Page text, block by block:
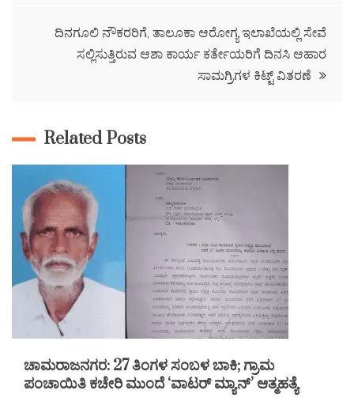
ದಿನಗೂಲಿ ನೌಕರರಿಗೆ, ತಾಲೂಕಾ ಆರೋಗ್ಯ ಇಲಾಖೆಯಲ್ಲಿ ಸೇವೆ
ಸಲ್ಲಿಸುತ್ತಿರುವ ಆಶಾ ಕಾರ್ಯ ಕರ್ತೇಯರಿಗೆ ದಿನಸಿ ಆಹಾರ
ಸಾಮಗ್ರಿಗಳ ಕಿಟ್ಟ್ ವಿತರಣೆ
Related Posts
ಚಾಮರಾಜನಗರ: 27 ತಿಂಗಳ ಸಂಬಳ ಬಾಕಿ; ಗ್ರಾಮ
ಪಂಚಾಯಿತಿ ಕಚೇರಿ ಮುಂದೆ ‘ವಾಟರ್ ಮ್ಯಾನ್’ ಆತ್ಮಹತ್ಯೆ